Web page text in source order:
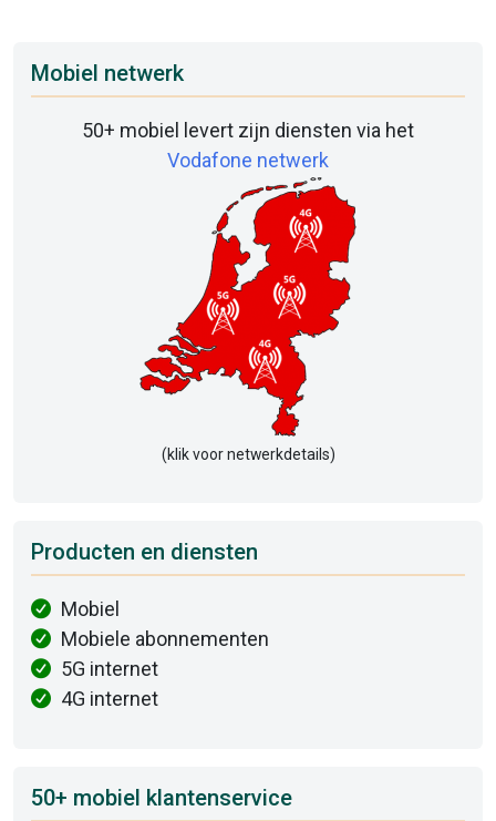
Mobiel netwerk
50+ mobiel levert zijn diensten via het
Vodafone netwerk
(klik voor netwerkdetails)
Producten en diensten
Mobiel
Mobiele abonnementen
5G internet
4G internet
50+ mobiel klantenservice